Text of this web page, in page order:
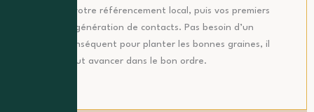
travaillez votre référencement local, puis vos premiers
leviers de génération de contacts. Pas besoin d’un
budget conséquent pour planter les bonnes graines, il
faut surtout avancer dans le bon ordre.